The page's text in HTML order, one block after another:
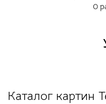
0
Каталог картин